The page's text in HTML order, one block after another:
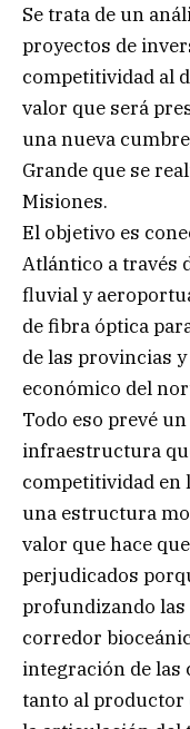
Se trata de un
proyectos de
competitividad al
valor que será
una nueva
Grande que se
Misiones.
El objetivo es
Atlántico a través
fluvial y
de fibra óptica
de las provincias
económico del
Todo eso prevé
infraestructura
competitividad en
una estructura
valor que hace
perjudicados
profundizando
corredor
integración de las
tanto al productor